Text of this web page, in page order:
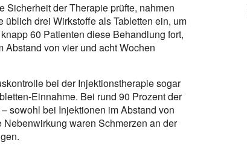
Sicherheit der Therapie prüfte, nahmen
drei Wirkstoffe als Tabletten ein, um
60 Patienten diese Behandlung fort,
von vier und acht Wochen
bei der Injektionstherapie sogar
Einnahme. Bei rund 90 Prozent der
sowohl bei Injektionen im Abstand von
waren Schmerzen an der